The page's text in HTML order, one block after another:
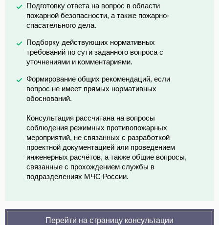
Подготовку ответа на вопрос в области
пожарной безопасности, а также пожарно-
спасательного дела.
Подборку действующих нормативных
требований по сути заданного вопроса с
уточнениями и комментариями.
Формирование общих рекомендаций, если
вопрос не имеет прямых нормативных
обоснований.
Консультация рассчитана на вопросы
соблюдения режимных противопожарных
мероприятий, не связанных с разработкой
проектной документацией или проведением
инженерных расчётов, а также общие вопросы,
связанные с прохождением службы в
подразделениях МЧС России.
Перейти на страницу консультации